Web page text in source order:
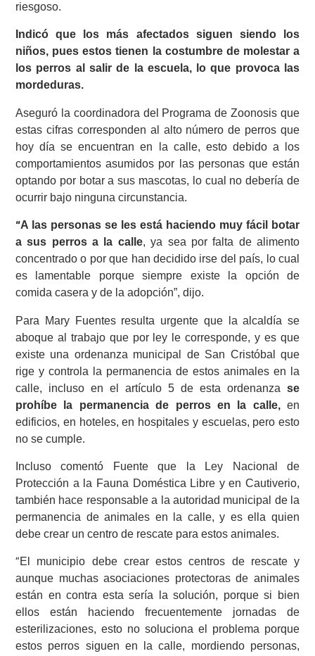
riesgoso.
Indicó que los más afectados siguen siendo los
niños, pues estos tienen la costumbre de molestar a
los perros al salir de la escuela, lo que provoca las
mordeduras.
Aseguró la coordinadora del Programa de Zoonosis que
estas cifras corresponden al alto número de perros que
hoy día se encuentran en la calle, esto debido a los
comportamientos asumidos por las personas que están
optando por botar a sus mascotas, lo cual no debería de
ocurrir bajo ninguna circunstancia.
“A las personas se les está haciendo muy fácil botar
a sus perros a la calle, ya sea por falta de alimento
concentrado o por que han decidido irse del país, lo cual
es lamentable porque siempre existe la opción de
comida casera y de la adopción”, dijo.
Para Mary Fuentes resulta urgente que la alcaldía se
aboque al trabajo que por ley le corresponde, y es que
existe una ordenanza municipal de San Cristóbal que
rige y controla la permanencia de estos animales en la
calle, incluso en el artículo 5 de esta ordenanza se
prohíbe la permanencia de perros en la calle,en
edificios, en hoteles, en hospitales y escuelas, pero esto
no se cumple.
Incluso comentó Fuente que la Ley Nacional de
Protección a la Fauna Doméstica Libre y en Cautiverio,
también hace responsable a la autoridad municipal de la
permanencia de animales en la calle, y es ella quien
debe crear un centro de rescate para estos animales.
“El municipio debe crear estos centros de rescate y
aunque muchas asociaciones protectoras de animales
están en contra esta sería la solución, porque si bien
ellos están haciendo frecuentemente jornadas de
esterilizaciones, esto no soluciona el problema porque
estos perros siguen en la calle, mordiendo personas,